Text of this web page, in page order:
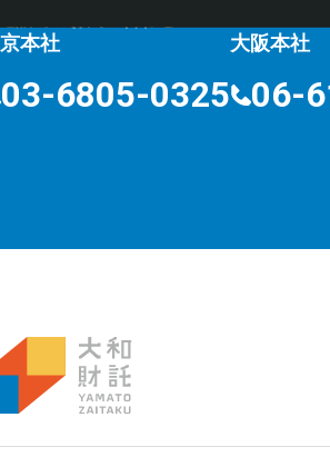
本社
03-6805-0325
大阪本社
06-